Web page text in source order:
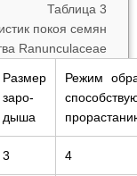
Таблица 3
покоя семян
Ranunculaceae
Размер
заро­
дыша
Режим
3 4